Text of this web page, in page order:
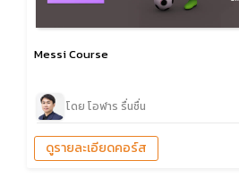
Messi Course
โดย โอฬาร รื่นชื่น
ดูรายละเอียดคอร์ส